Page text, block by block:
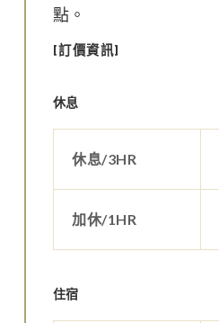
點。
[訂價資訊]
休息
休息/3HR
加休/1HR
住宿